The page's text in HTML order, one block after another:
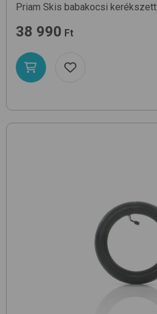
Priam Skis babakocsi kerékszett
38 990 Ft